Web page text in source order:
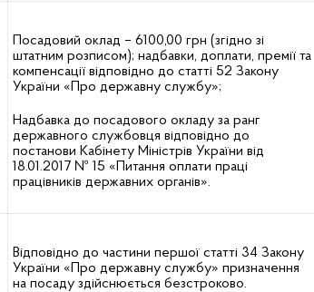
Посадовий оклад – 6100,00 грн (згідно зі
штатним розписом); надбавки, доплати, премії та
компенсації відповідно до статті 52 Закону
України «Про державну службу»;
Надбавка до посадового окладу за ранг
державного службовця відповідно до
постанови Кабінету Міністрів України від
18.01.2017 № 15 «Питання оплати праці
працівників державних органів».
Відповідно до частини першої статті 34 Закону
України «Про державну службу» призначення
на посаду здійснюється безстроково.